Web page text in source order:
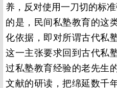
养，反对使用一刀切的标准
的是，民间私塾教育的这
化依据，即对所谓古代私
这一主张要求回到古代私
过私塾教育经验的老先生
文献的研读，把绵延数千